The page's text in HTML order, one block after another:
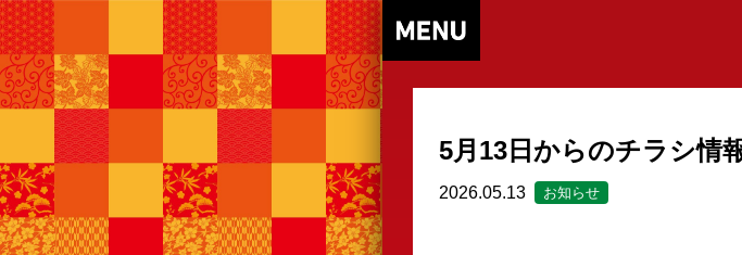
5月13日からのチラシ情
2026.05.13 お知らせ